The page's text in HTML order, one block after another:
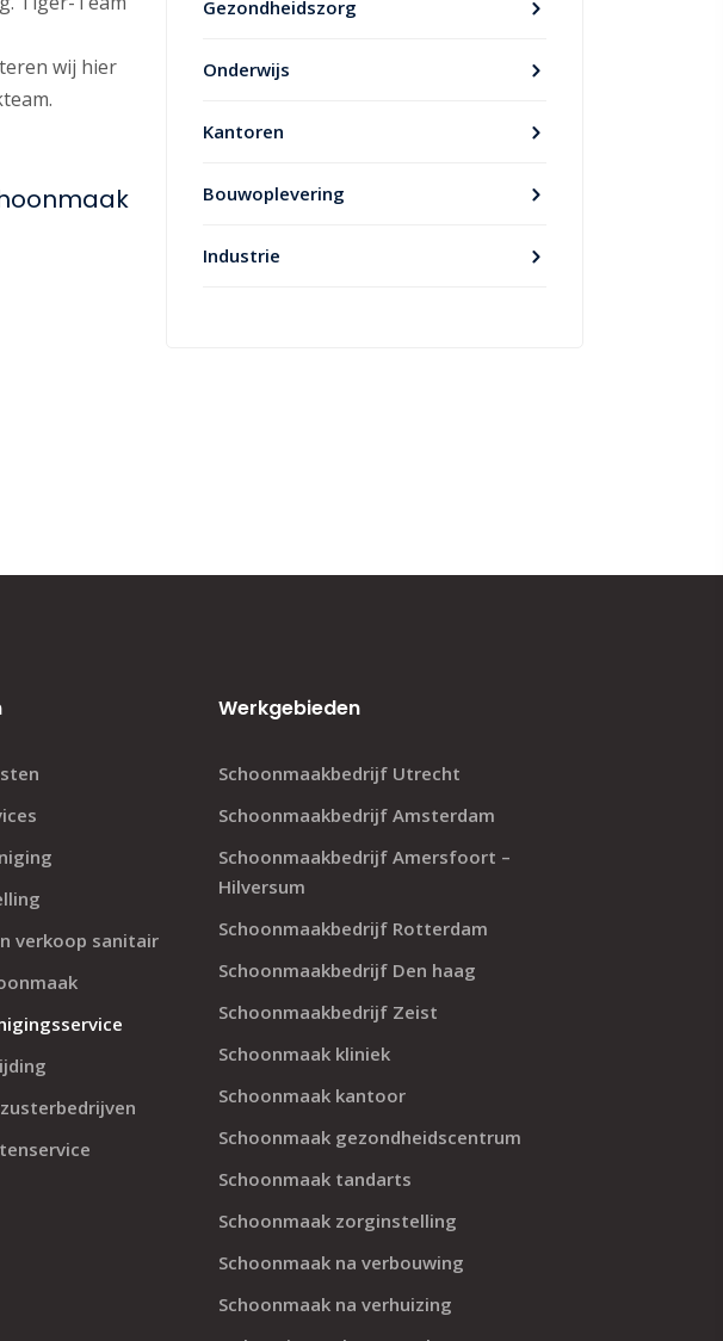
wij hier
Gezondheidszorg
Onderwijs
Kantoren
Bouwoplevering
Industrie
verkoop sanitair
Werkgebieden
Schoonmaakbedrijf Utrecht
Schoonmaakbedrijf Amsterdam
Schoonmaakbedrijf Amersfoort –
Hilversum
Schoonmaakbedrijf Rotterdam
Schoonmaakbedrijf Den haag
Schoonmaakbedrijf Zeist
Schoonmaak kliniek
Schoonmaak kantoor
Schoonmaak gezondheidscentrum
Schoonmaak tandarts
Schoonmaak zorginstelling
Schoonmaak na verbouwing
Schoonmaak na verhuizing